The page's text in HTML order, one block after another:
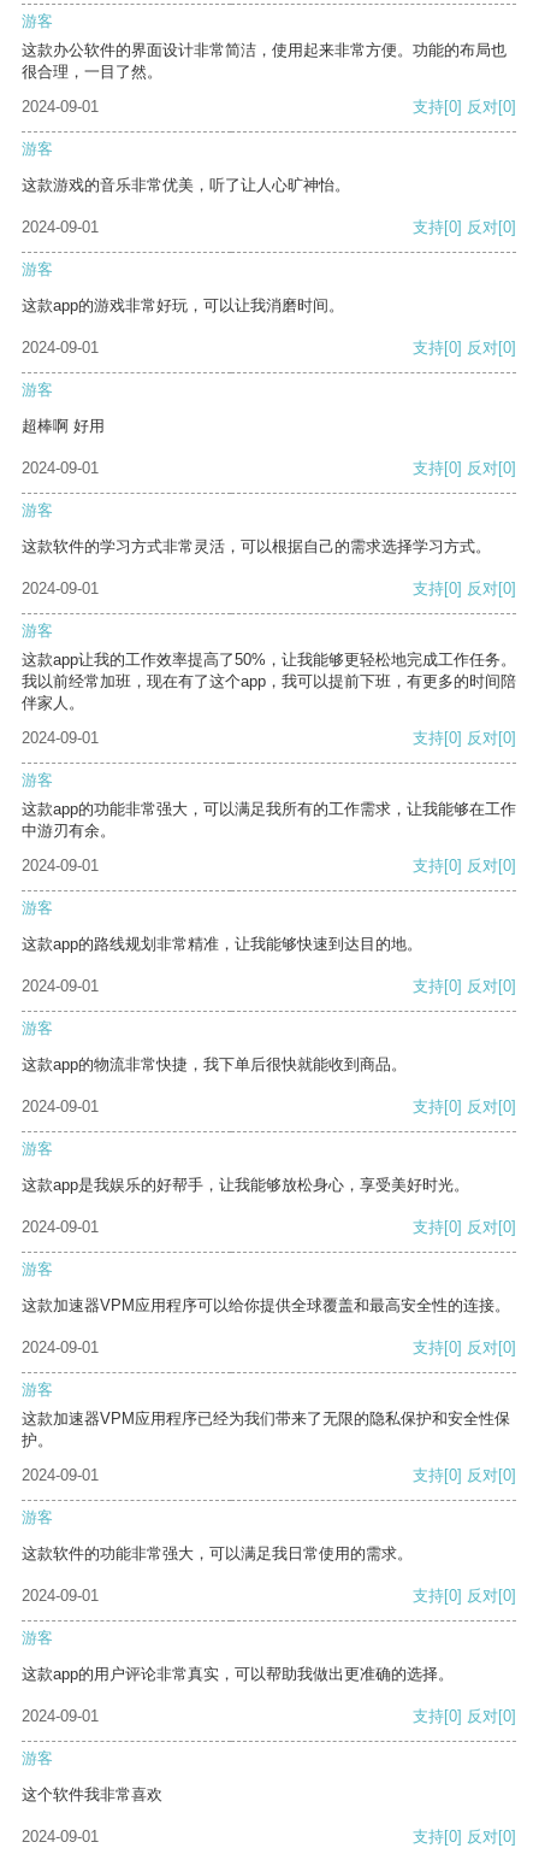
游客
这款办公软件的界面设计非常简洁，使用起来非常方便。功能的布局也
很合理，一目了然。
2024-09-01
支持[0] 反对[0]
游客
这款游戏的音乐非常优美，听了让人心旷神怡。
2024-09-01 支持[0] 反对[0]
游客
这款app的游戏非常好玩，可以让我消磨时间。
2024-09-01 支持[0] 反对[0]
游客
超棒啊 好用
2024-09-01 支持[0] 反对[0]
游客
这款软件的学习方式非常灵活，可以根据自己的需求选择学习方式。
2024-09-01 支持[0] 反对[0]
游客
这款app让我的工作效率提高了50%，让我能够更轻松地完成工作任务。
我以前经常加班，现在有了这个app，我可以提前下班，有更多的时间陪
伴家人。
2024-09-01
支持[0] 反对[0]
游客
这款app的功能非常强大，可以满足我所有的工作需求，让我能够在工作
中游刃有余。
2024-09-01
支持[0] 反对[0]
游客
这款app的路线规划非常精准，让我能够快速到达目的地。
2024-09-01 支持[0] 反对[0]
游客
这款app的物流非常快捷，我下单后很快就能收到商品。
2024-09-01 支持[0] 反对[0]
游客
这款app是我娱乐的好帮手，让我能够放松身心，享受美好时光。
2024-09-01 支持[0] 反对[0]
游客
这款加速器VPM应用程序可以给你提供全球覆盖和最高安全性的连接。
2024-09-01 支持[0] 反对[0]
游客
这款加速器VPM应用程序已经为我们带来了无限的隐私保护和安全性保
护。
2024-09-01
支持[0] 反对[0]
游客
这款软件的功能非常强大，可以满足我日常使用的需求。
2024-09-01 支持[0] 反对[0]
游客
这款app的用户评论非常真实，可以帮助我做出更准确的选择。
2024-09-01 支持[0] 反对[0]
游客
这个软件我非常喜欢
2024-09-01 支持[0] 反对[0]